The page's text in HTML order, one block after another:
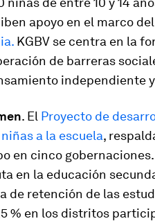
apoyo en el marco del
KGBV se centra en la
de barreras
independiente
. El Proyecto de
a la escuela,
en cinco
en la educación
de retención de las
% en los distritos